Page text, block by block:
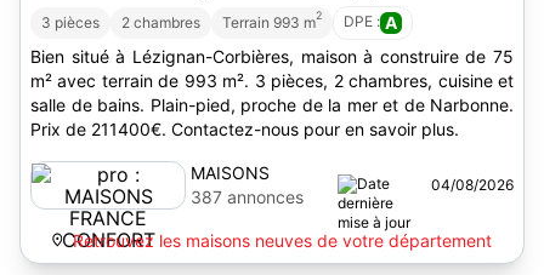
3 pièces 2 chambres Terrain 993 m2 DPE : A
Bien situé à Lézignan-Corbières, maison à construire de 75
m² avec terrain de 993 m². 3 pièces, 2 chambres, cuisine et
salle de bains. Plain-pied, proche de la mer et de Narbonne.
Prix de 211400€. Contactez-nous pour en savoir plus.
MAISONS
FRANCE
387 annonces
04/08/2026
Retrouvez les maisons neuves de votre département